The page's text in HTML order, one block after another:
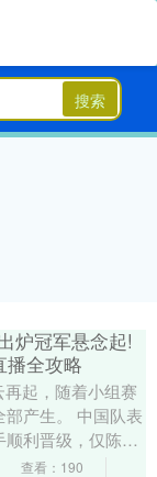
搜索
炉冠军悬念起!
播全攻略
起，随着小组赛
产生。 中国队表
利晋级，仅陈垣
次淘汰赛签表格
查看：190